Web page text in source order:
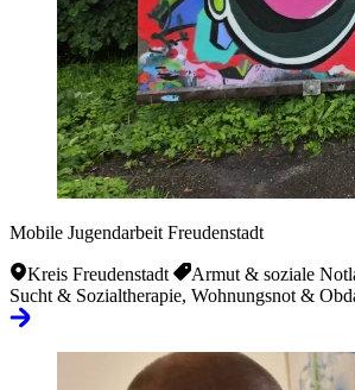
Mobile Jugendarbeit Freudenstadt
Kreis Freudenstadt
Armut & soziale
Sucht & Sozialtherapie, Wohnungsnot &